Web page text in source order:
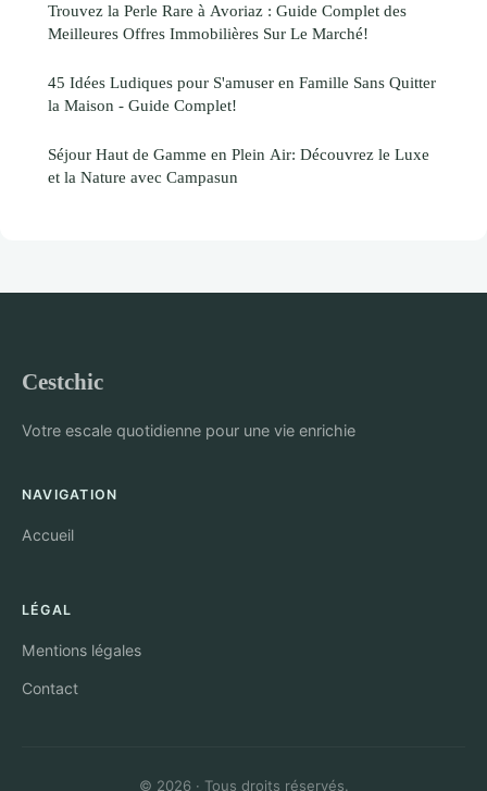
Trouvez la Perle Rare à Avoriaz : Guide Complet des
Meilleures Offres Immobilières Sur Le Marché!
45 Idées Ludiques pour S'amuser en Famille Sans Quitter
la Maison - Guide Complet!
Séjour Haut de Gamme en Plein Air: Découvrez le Luxe
et la Nature avec Campasun
Cestchic
Votre escale quotidienne pour une vie enrichie
NAVIGATION
Accueil
LÉGAL
Mentions légales
Contact
© 2026 · Tous droits réservés.